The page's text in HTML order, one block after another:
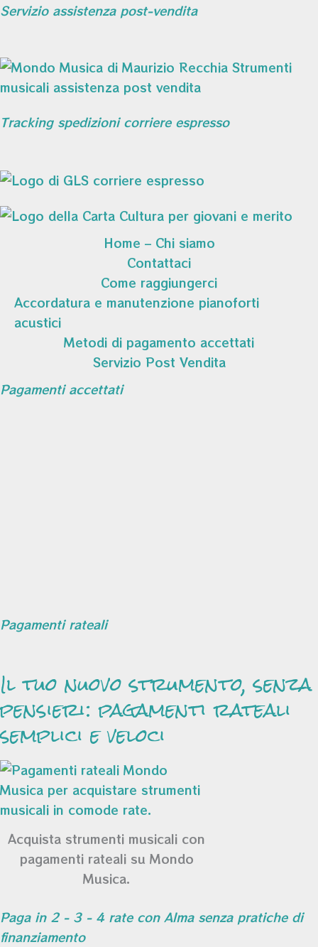
Servizio assistenza post-vendita
Tracking spedizioni corriere espresso
Home – Chi siamo
Contattaci
Come raggiungerci
Accordatura e manutenzione pianoforti
acustici
Metodi di pagamento accettati
Servizio Post Vendita
Pagamenti accettati
Pagamenti rateali
Il tuo nuovo strumento, senza
pensieri: pagamenti rateali
semplici e veloci
Acquista strumenti musicali con
pagamenti rateali su Mondo
Musica.
Paga in 2 - 3 - 4 rate con Alma senza pratiche di
finanziamento